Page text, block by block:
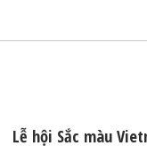
Lễ hội Sắc màu